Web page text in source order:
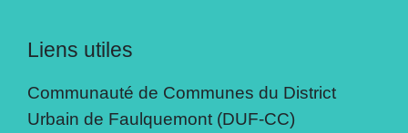
Liens utiles
Communauté de Communes du District
Urbain de Faulquemont (DUF-CC)